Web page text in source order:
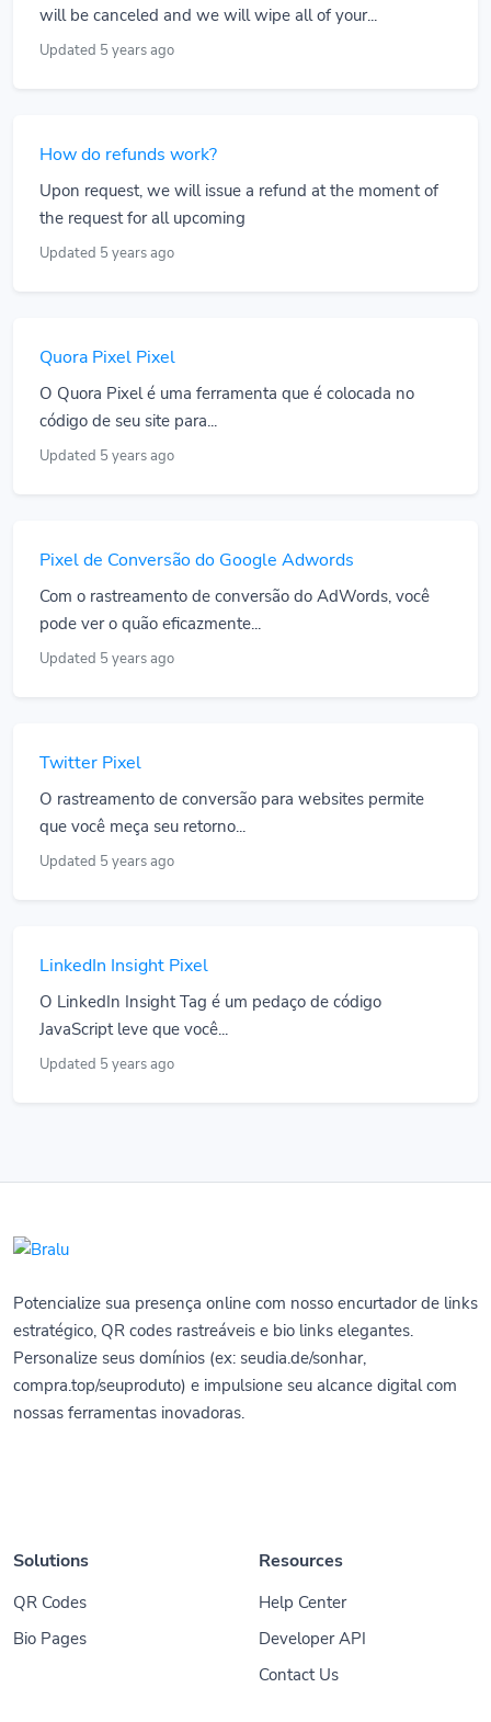
will be canceled and we will wipe all of your...
Updated 5 years ago
How do refunds work?
Upon request, we will issue a refund at the moment of
the request for all upcoming
Updated 5 years ago
Quora Pixel Pixel
O Quora Pixel é uma ferramenta que é colocada no
código de seu site para...
Updated 5 years ago
Pixel de Conversão do Google Adwords
Com o rastreamento de conversão do AdWords, você
pode ver o quão eficazmente...
Updated 5 years ago
Twitter Pixel
O rastreamento de conversão para websites permite
que você meça seu retorno...
Updated 5 years ago
LinkedIn Insight Pixel
O LinkedIn Insight Tag é um pedaço de código
JavaScript leve que você...
Updated 5 years ago
Potencialize sua presença online com nosso encurtador de links
estratégico, QR codes rastreáveis e bio links elegantes.
Personalize seus domínios (ex: seudia.de/sonhar,
compra.top/seuproduto) e impulsione seu alcance digital com
nossas ferramentas inovadoras.
Solutions
QR Codes
Bio Pages
Resources
Help Center
Developer API
Contact Us